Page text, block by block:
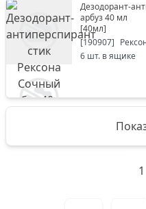
Дезодорант-
арбуз 40 мл
[40мл]
[190907]
6 шт. в ящике
1